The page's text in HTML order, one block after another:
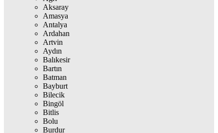
Aksaray
Amasya
Antalya
Ardahan
Artvin
Aydın
Balıkesir
Bartın
Batman
Bayburt
Bilecik
Bingöl
Bitlis
Bolu
Burdur